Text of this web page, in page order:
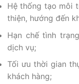
Hệ thống tạo môi
thiện, hướng đến
Hạn chế tình
dịch vụ;
Tối ưu thời gian
khách hàng;